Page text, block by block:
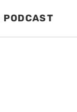
PODCAST